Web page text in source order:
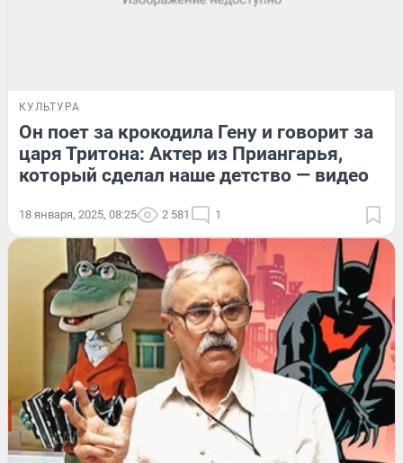
КУЛЬТУРА
Он поет за крокодила Гену и говорит за
царя Тритона: Актер из Приангарья,
который сделал наше детство — видео
18 января, 2025, 08:25 2 581 1